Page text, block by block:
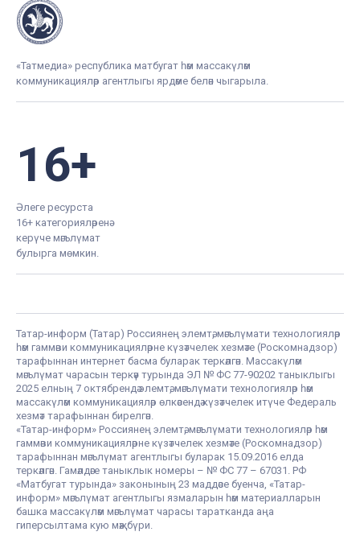
«Татмедиа» республика матбугат һәм массакүләм
коммуникацияләр агентлыгы ярдәме белән чыгарыла.
16+
Әлеге ресурста
16+ категорияләренә
керүче мәгълүмат
булырга мөмкин.
Татар-информ (Татар) Россиянең элемтә, мәгълүмати технологияләр
һәм гаммәви коммуникацияләрне күзәтчелек хезмәте (Роскомнадзор)
тарафыннан интернет басма буларак теркәлгән. Массакүләм
мәгълүмат чарасын теркәү турында ЭЛ № ФС 77-90202 таныклыгы
2025 елның 7 октябрендә элемтә, мәгълүмати технологияләр һәм
массакүләм коммуникацияләр өлкәсендә күзәтчелек итүче Федераль
хезмәт тарафыннан бирелгән.
«Татар-информ» Россиянең элемтә, мәгълүмати технологияләр һәм
гаммәви коммуникацияләрне күзәтчелек хезмәте (Роскомнадзор)
тарафыннан мәгълүмат агентлыгы буларак 15.09.2016 елда
теркәлгән. Гамәлдәге таныклык номеры – № ФС 77 – 67031. РФ
«Матбугат турында» законының 23 маддәсе буенча, «Татар-
информ» мәгълүмат агентлыгы язмаларын һәм материалларын
башка массакүләм мәгълүмат чарасы таратканда аңа
гиперсылтама кую мәҗбүри.